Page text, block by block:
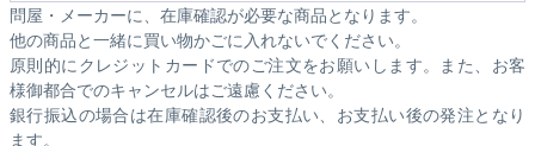
問屋・メーカーに、在庫確認が必要な商品となります。
他の商品と一緒に買い物かごに入れないでください。
原則的にクレジットカードでのご注文をお願いします。また、お客
様御都合でのキャンセルはご遠慮ください。
銀行振込の場合は在庫確認後のお支払い、お支払い後の発注となり
ます。